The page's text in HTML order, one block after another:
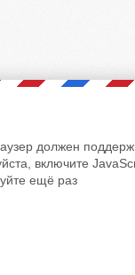
должен
включите
ещё раз